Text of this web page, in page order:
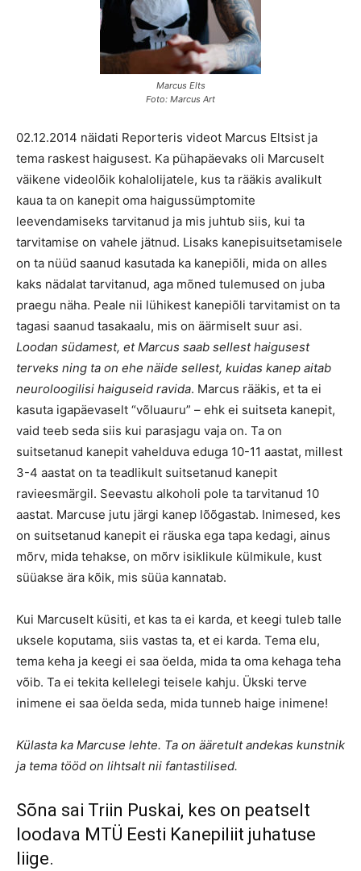
Marcus Elts
Foto: Marcus Art
02.12.2014 näidati Reporteris videot Marcus Eltsist ja
tema raskest haigusest. Ka pühapäevaks oli Marcuselt
väikene videolõik kohalolijatele, kus ta rääkis avalikult
kaua ta on kanepit oma haigussümptomite
leevendamiseks tarvitanud ja mis juhtub siis, kui ta
tarvitamise on vahele jätnud. Lisaks kanepisuitsetamisele
on ta nüüd saanud kasutada ka kanepiõli, mida on alles
kaks nädalat tarvitanud, aga mõned tulemused on juba
praegu näha. Peale nii lühikest kanepiõli tarvitamist on ta
tagasi saanud tasakaalu, mis on äärmiselt suur asi.
Loodan südamest, et Marcus saab sellest haigusest
terveks ning ta on ehe näide sellest, kuidas kanep aitab
neuroloogilisi haiguseid ravida. Marcus rääkis, et ta ei
kasuta igapäevaselt “võluauru” – ehk ei suitseta kanepit,
vaid teeb seda siis kui parasjagu vaja on. Ta on
suitsetanud kanepit vahelduva eduga 10-11 aastat, millest
3-4 aastat on ta teadlikult suitsetanud kanepit
ravieesmärgil. Seevastu alkoholi pole ta tarvitanud 10
aastat. Marcuse jutu järgi kanep lõõgastab. Inimesed, kes
on suitsetanud kanepit ei räuska ega tapa kedagi, ainus
mõrv, mida tehakse, on mõrv isiklikule külmikule, kust
süüakse ära kõik, mis süüa kannatab.
Kui Marcuselt küsiti, et kas ta ei karda, et keegi tuleb talle
uksele koputama, siis vastas ta, et ei karda. Tema elu,
tema keha ja keegi ei saa öelda, mida ta oma kehaga teha
võib. Ta ei tekita kellelegi teisele kahju. Ükski terve
inimene ei saa öelda seda, mida tunneb haige inimene!
Külasta ka Marcuse lehte. Ta on ääretult andekas kunstnik
ja tema tööd on lihtsalt nii fantastilised.
Sõna sai Triin Puskai, kes on peatselt
loodava MTÜ Eesti Kanepiliit juhatuse
liige.